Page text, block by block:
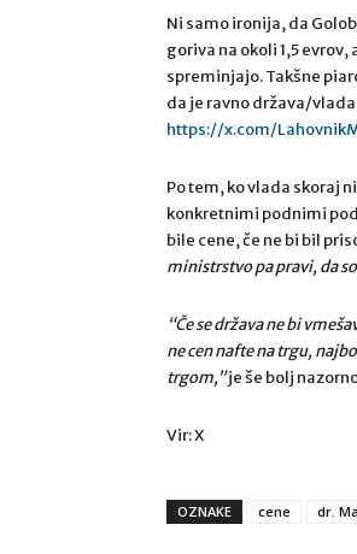
Ni samo ironija, da
goriva na okoli 1,5
spreminjajo. Takšne
da je ravno država/
https://x.com/
Po tem, ko vlada skoraj
konkretnimi podnimi
bile cene, če ne bi bil
ministrstvo pa pravi, da
“Če se država ne bi
ne cen nafte na trgu,
trgom,”je še bolj
Vir: X
OZNAKE cene dr.